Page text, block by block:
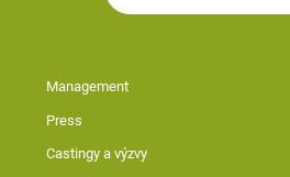
Management
Press
Castingy a výzvy